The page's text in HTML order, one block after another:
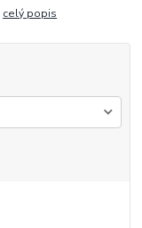
celý popis